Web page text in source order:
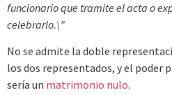
funcionario que tramite el acta o
celebrarlo.\”
No se admite la doble
los dos representados, y el
sería un matrimonio nulo.